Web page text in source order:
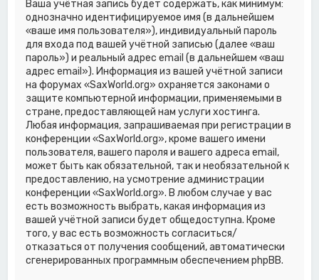
Ваша учётная запись будет содержать, как минимум:
однозначно идентифицируемое имя (в дальнейшем
«ваше имя пользователя»), индивидуальный пароль
для входа под вашей учётной записью (далее «ваш
пароль») и реальный адрес email (в дальнейшем «ваш
адрес email»). Информация из вашей учётной записи
на форумах «SaxWorld.org» охраняется законами о
защите компьютерной информации, применяемыми в
стране, предоставляющей нам услуги хостинга.
Любая информация, запрашиваемая при регистрации в
конференции «SaxWorld.org», кроме вашего имени
пользователя, вашего пароля и вашего адреса email,
может быть как обязательной, так и необязательной к
предоставлению, на усмотрение администрации
конференции «SaxWorld.org». В любом случае у вас
есть возможность выбрать, какая информация из
вашей учётной записи будет общедоступна. Кроме
того, у вас есть возможность согласиться/
отказаться от получения сообщений, автоматически
сгенерированных программным обеспечением phpBB.